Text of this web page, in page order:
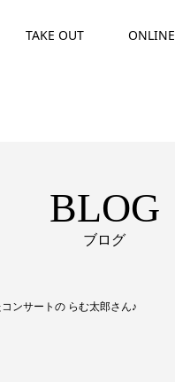
TAKE OUT ONLINE
BLOG
ブログ
ンサートの らむ太郎さん♪